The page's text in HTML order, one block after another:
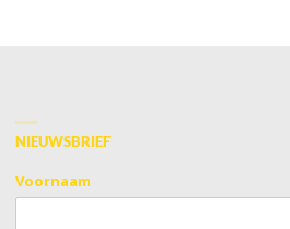
NIEUWSBRIEF
Voornaam